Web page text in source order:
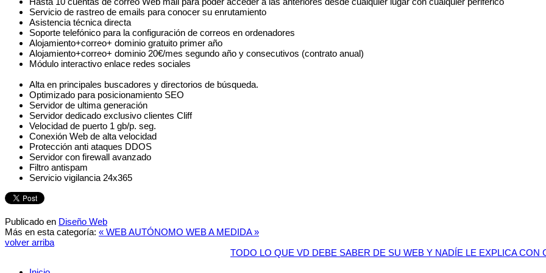
Servicio de rastreo de emails para conocer su enrutamiento
Asistencia técnica directa
Soporte telefónico para la configuración de correos en ordenadores
Alojamiento+correo+ dominio gratuito primer año
Alojamiento+correo+ dominio 20€/mes segundo año y consecutivos (contrato anual)
Módulo interactivo enlace redes sociales
Alta en principales buscadores y directorios de búsqueda.
Optimizado para posicionamiento SEO
Servidor de ultima generación
Servidor dedicado exclusivo clientes Cliff
Velocidad de puerto 1 gb/p. seg.
Conexión Web de alta velocidad
Protección anti ataques DDOS
Servidor con firewall avanzado
Filtro antispam
Servicio vigilancia 24x365
Publicado en Diseño Web
Más en esta categoría: « WEB AUTÓNOMO WEB A MEDIDA »
volver arriba
TODO LO QUE VD DEBE SABER DE SU WEB Y NADÍE LE EXPLICA CON